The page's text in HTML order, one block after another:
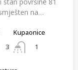
na…
3
Kupaonice
1